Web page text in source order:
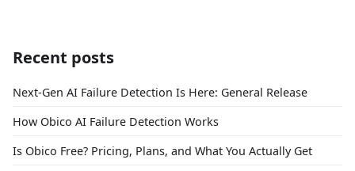
Recent posts
Next-Gen AI Failure Detection Is Here: General Release
How Obico AI Failure Detection Works
Is Obico Free? Pricing, Plans, and What You Actually Get